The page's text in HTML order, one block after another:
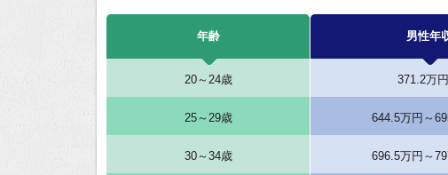
年齢 男性年
20～24歳 371.2万
25～29歳 644.5万円～
30～34歳 696.5万円～